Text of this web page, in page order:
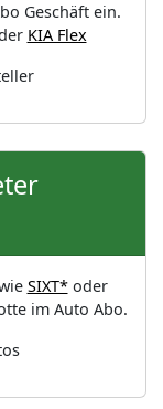
Geschäft ein.
KIA Flex
SIXT*oder
im Auto Abo.